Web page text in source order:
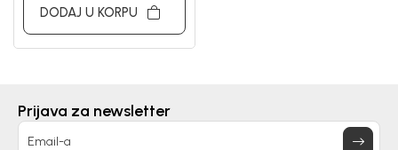
DODAJ U KORPU
Prijava za newsletter
Email-a